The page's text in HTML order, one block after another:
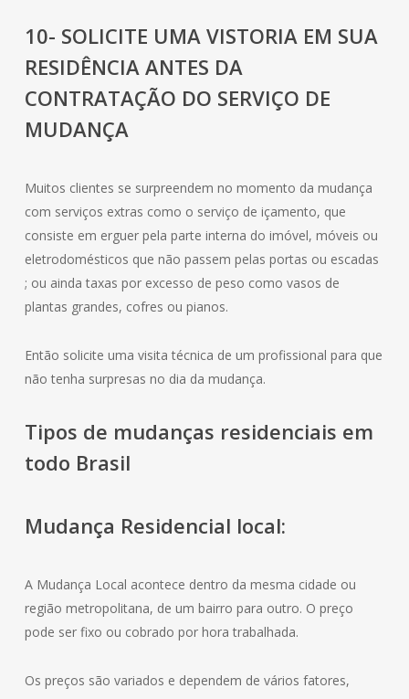
10- SOLICITE UMA VISTORIA EM SUA
RESIDÊNCIA ANTES DA
CONTRATAÇÃO DO SERVIÇO DE
MUDANÇA
Muitos clientes se surpreendem no momento da mudança
com serviços extras como o serviço de içamento, que
consiste em erguer pela parte interna do imóvel, móveis ou
eletrodomésticos que não passem pelas portas ou escadas
; ou ainda taxas por excesso de peso como vasos de
plantas grandes, cofres ou pianos.
Então solicite uma visita técnica de um profissional para que
não tenha surpresas no dia da mudança.
Tipos de mudanças residenciais em
todo Brasil
Mudança Residencial local:
A Mudança Local acontece dentro da mesma cidade ou
região metropolitana, de um bairro para outro. O preço
pode ser fixo ou cobrado por hora trabalhada.
Os preços são variados e dependem de vários fatores,